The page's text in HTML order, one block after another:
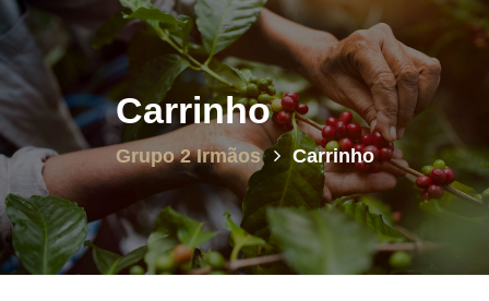
Carrinho
Grupo 2 Irmãos Carrinho